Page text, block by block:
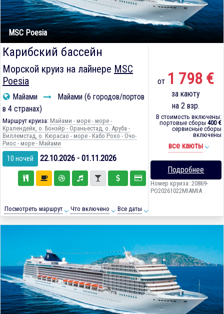
MSC Poesia
Карибский бассейн
Морской круиз на лайнере MSC
Poesia
Майами
Майами (6 городов/портов
в 4 странах)
Маршрут круиза: Майами - море - море -
Кралендейк, о. Бонэйр - Ораньестад, о. Аруба -
Виллемстад, о. Кюрасао - море - Кабо Рохо - Очо-
Риос - море - Майами
10 ночей 22.10.2026 - 01.11.2026
Посмотреть маршрут Что включено Все даты
от 1 798 €
за каюту
на 2 взр.
В стоимость включены:
портовые сборы 400 €
сервисные сборы
включены
все каюты
Подробнее
Номер круиза: 20869-
PO20261022MIAMIA